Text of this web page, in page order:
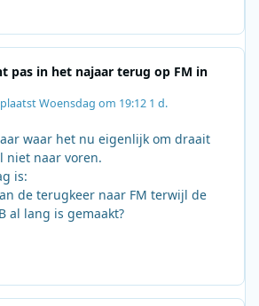
pas in het najaar terug op FM in
Woensdag om 19:12 1 d.
waar het nu eigenlijk om draait
niet naar voren.
is:
de terugkeer naar FM terwijl de
al lang is gemaakt?